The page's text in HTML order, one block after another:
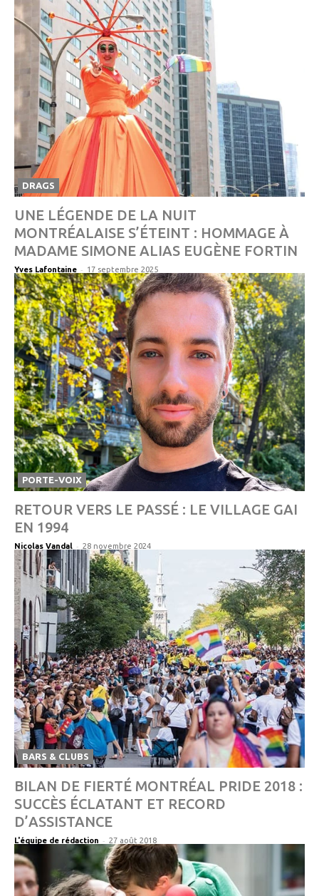
DRAGS
UNE LÉGENDE DE LA NUIT
MONTRÉALAISE S’ÉTEINT : HOMMAGE À
MADAME SIMONE ALIAS EUGÈNE FORTIN
Yves Lafontaine - 17 septembre 2025
PORTE-VOIX
RETOUR VERS LE PASSÉ : LE VILLAGE GAI
EN 1994
Nicolas Vandal - 28 novembre 2024
BARS & CLUBS
BILAN DE FIERTÉ MONTRÉAL PRIDE 2018 :
SUCCÈS ÉCLATANT ET RECORD
D’ASSISTANCE
L'équipe de rédaction - 27 août 2018